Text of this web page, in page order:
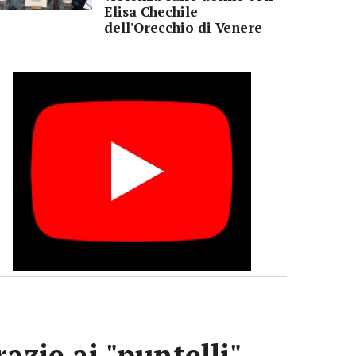
Elisa Chechile
dell'Orecchio di Venere